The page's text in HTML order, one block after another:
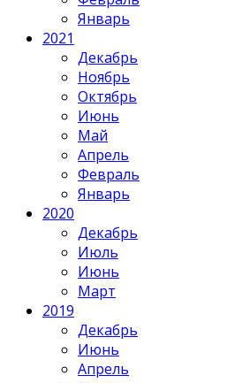
Январь
2021
Декабрь
Ноябрь
Октябрь
Июнь
Май
Апрель
Февраль
Январь
2020
Декабрь
Июль
Июнь
Март
2019
Декабрь
Июнь
Апрель